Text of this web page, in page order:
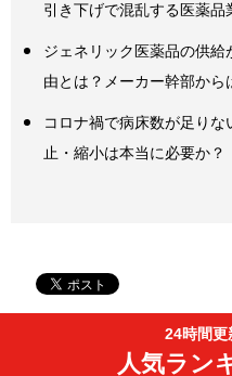
引き下げで混乱する医薬品
ジェネリック医薬品の供給
由とは？メーカー幹部から
コロナ禍で病床数が足り
止・縮小は本当に必要か？
24時間更
人気ラン